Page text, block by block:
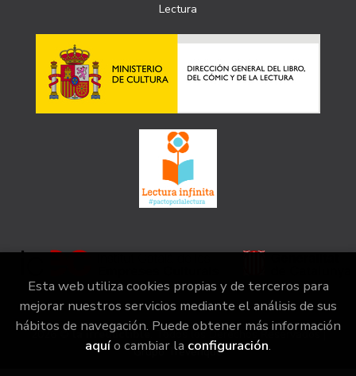
Lectura
2026 ©la irreductible . Todos los Derechos Reservados |
Grupo Trevenque
Esta web utiliza cookies propias y de terceros para
mejorar nuestros servicios mediante el análisis de sus
hábitos de navegación. Puede obtener más información
aquío cambiar la configuración.